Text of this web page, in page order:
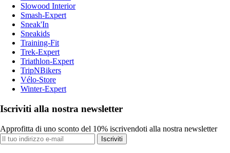
Slowood Interior
Smash-Expert
Sneak'In
Sneakids
Training-Fit
Trek-Expert
Triathlon-Expert
TripNBikers
Vélo-Store
Winter-Expert
Iscriviti alla nostra newsletter
Approfitta di uno sconto del 10% iscrivendoti alla nostra newsletter
Iscriviti